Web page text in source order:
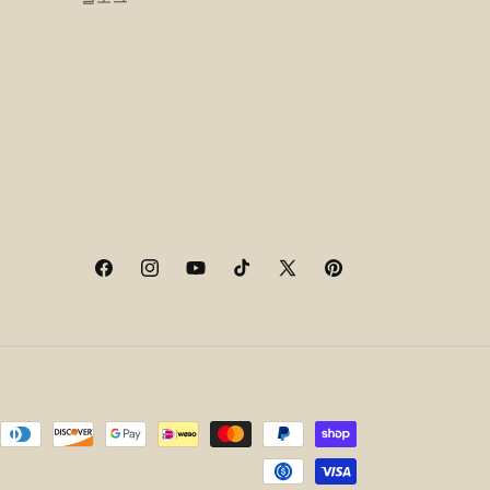
FacebookInstagramYouTubeTikTokX(Twitter)Pinterest